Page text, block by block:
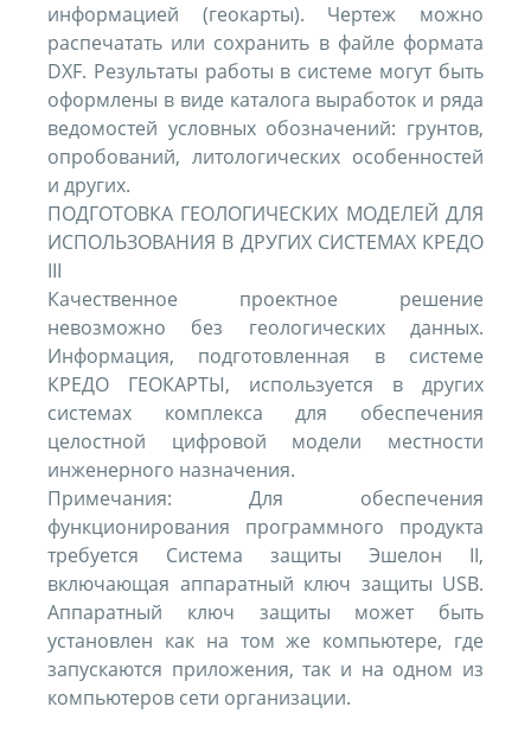
информацией (геокарты). Чертеж можно
распечатать или сохранить в файле формата
DXF. Результаты работы в системе могут быть
оформлены в виде каталога выработок и ряда
ведомостей условных обозначений: грунтов,
опробований, литологических особенностей
и других.
ПОДГОТОВКА ГЕОЛОГИЧЕСКИХ МОДЕЛЕЙ ДЛЯ
ИСПОЛЬЗОВАНИЯ В ДРУГИХ СИСТЕМАХ КРЕДО
III
Качественное проектное решение
невозможно без геологических данных.
Информация, подготовленная в системе
КРЕДО ГЕОКАРТЫ, используется в других
системах комплекса для обеспечения
целостной цифровой модели местности
инженерного назначения.
Примечания: Для обеспечения
функционирования программного продукта
требуется Система защиты Эшелон II,
включающая аппаратный ключ защиты USB.
Аппаратный ключ защиты может быть
установлен как на том же компьютере, где
запускаются приложения, так и на одном из
компьютеров сети организации.